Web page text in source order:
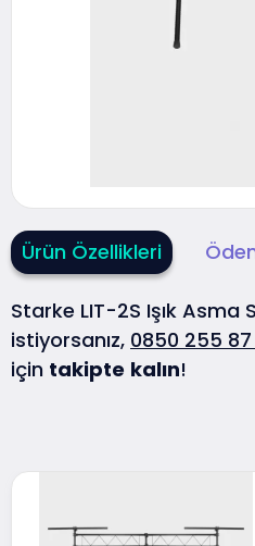
Ürün Özellikleri
Starke LIT-2S Işık Asma
istiyorsanız, 0850 255
için takipte kalın!